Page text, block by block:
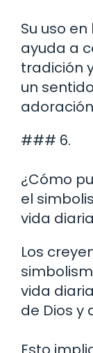
Su uso
ayuda a
tradición
un
### 6.
¿Cómo
el
vida
Los
vida
de Dios y